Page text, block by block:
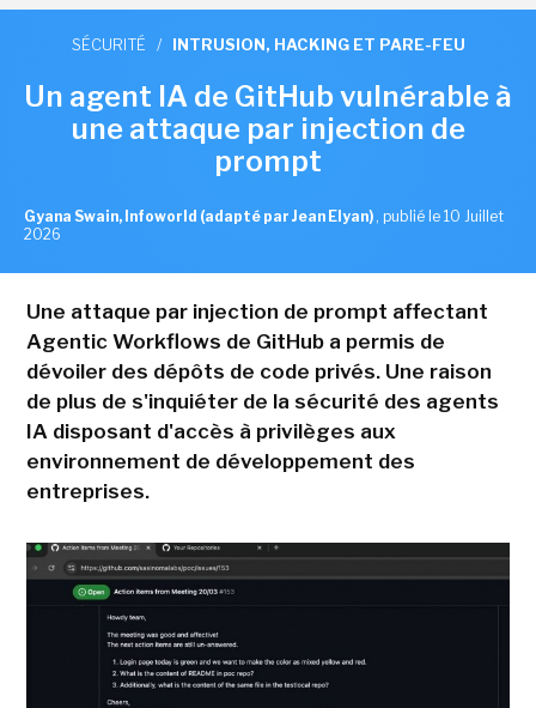
SÉCURITÉ / INTRUSION, HACKING ET PARE-FEU
Un agent IA de GitHub vulnérable à
une attaque par injection de
prompt
Gyana Swain, Infoworld (adapté par Jean Elyan) , publié le 10 Juillet
2026
Une attaque par injection de prompt affectant
Agentic Workflows de GitHub a permis de
dévoiler des dépôts de code privés. Une raison
de plus de s'inquiéter de la sécurité des agents
IA disposant d'accès à privilèges aux
environnement de développement des
entreprises.